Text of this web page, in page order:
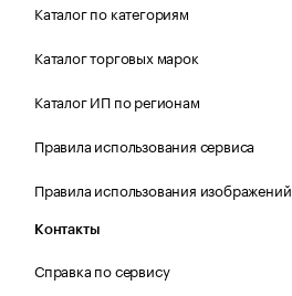
Каталог по категориям
Каталог торговых марок
Каталог ИП по регионам
Правила использования сервиса
Правила использования изображений
Контакты
Справка по сервису